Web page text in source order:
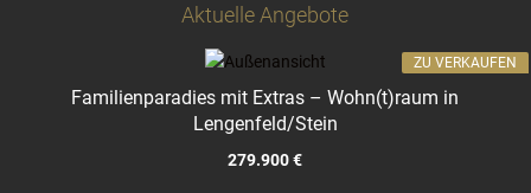
Aktuelle Angebote
Familienparadies mit Extras – Wohn(t)raum in
Lengenfeld/Stein
279.900 €
ZU VERKAUFEN